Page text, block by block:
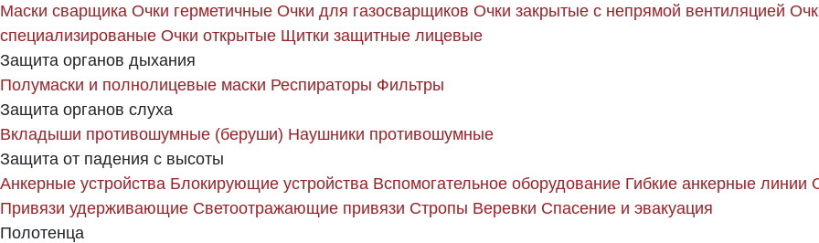
Маски сварщика Очки герметичные Очки для газосварщиков Очки закрытые с непрямой вентиляцией
специализированые Очки открытые Щитки защитные лицевые
Защита органов дыхания
Полумаски и полнолицевые маски Респираторы Фильтры
Защита органов слуха
Вкладыши противошумные (беруши) Наушники противошумные
Защита от падения с высоты
Анкерные устройства Блокирующие устройства Вспомогательное оборудование Гибкие анкерные линии
Привязи удерживающие Светоотражающие привязи Стропы Веревки Спасение и эвакуация
Полотенца